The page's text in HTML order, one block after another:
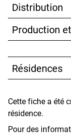
Distribution
Production
Résidences
Cette fiche a été
résidence.
Pour des